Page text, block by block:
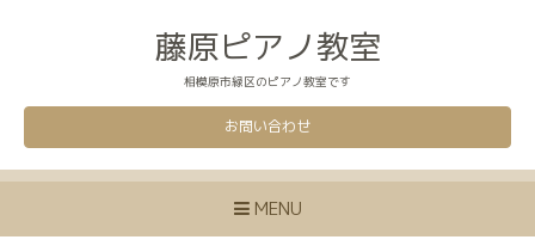
藤原ピアノ教室
相模原市緑区のピアノ教室です
お問い合わせ
MENU